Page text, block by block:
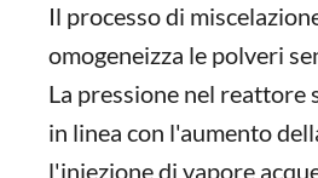
Il processo di
omogeneizza le polveri
La pressione nel reattore
in linea con l'aumento
l'iniezione di vapore